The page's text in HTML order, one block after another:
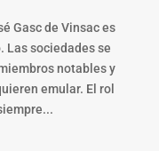
Gasc de Vinsac es
Las sociedades se
notables y
emular. El rol